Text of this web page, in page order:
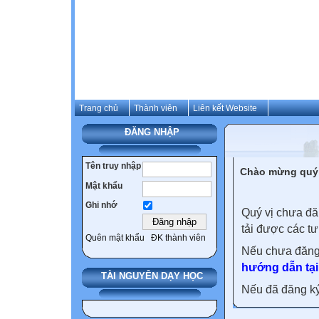
Trang chủ Thành viên Liên kết Website
ĐĂNG NHẬP
Tên truy nhập
Mật khẩu
Ghi nhớ
Quên mật khẩu ĐK thành viên
TÀI NGUYÊN DẠY HỌC
Chào mừng
Quý vị chưa
tải được các
Nếu chưa
hướng dẫn
Nếu đã đăng